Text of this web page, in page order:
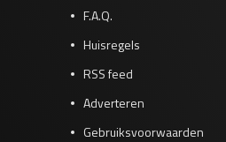
F.A.Q.
Huisregels
RSS feed
Adverteren
Gebruiksvoorwaarden